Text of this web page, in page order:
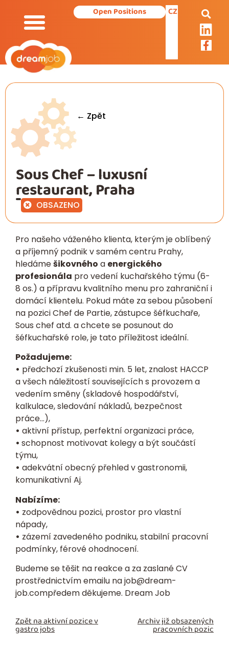
Open Positions CZ
← Zpět
Sous Chef – luxusní
restaurant, Praha
OBSAZENO
Pro našeho váženého klienta, kterým je oblíbený
a příjemný podnik v samém centru Prahy,
hledámešikovného a energického
profesionála pro vedení kuchařského týmu (6-
8 os.) a přípravu kvalitního menu pro zahraniční i
domácí klientelu. Pokud máte za sebou působení
na pozici Chef de Partie, zástupce šéfkuchaře,
Sous chef atd. a chcete se posunout do
šéfkuchařské role, je tato příležitost ideální.
Požadujeme:
• předchozí zkušenosti min. 5 let, znalost HACCP
a všech náležitostí souvisejících s provozem a
vedením směny (skladové hospodářství,
kalkulace, sledování nákladů, bezpečnost
práce…),
• aktivní přístup, perfektní organizaci práce,
• schopnost motivovat kolegy a být součástí
týmu,
• adekvátní obecný přehled v gastronomii,
komunikativní Aj.
Nabízíme:
• zodpovědnou pozici, prostor pro vlastní
nápady,
• zázemí zavedeného podniku, stabilní pracovní
podmínky, férové ohodnocení.
Budeme se těšit na reakce a za zaslanéCV
prostřednictvím emailu najob@dream-
job.compředem děkujeme. Dream Job
Zpět na aktivní pozice v
gastro jobs
Archiv již obsazených
pracovních pozic